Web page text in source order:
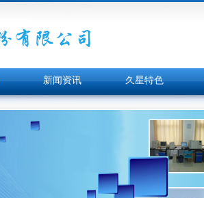
新闻资讯 久星特色